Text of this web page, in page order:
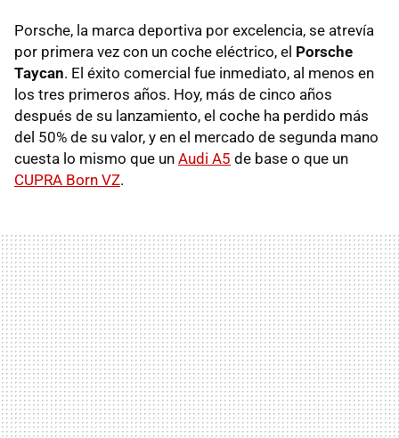
Porsche, la marca deportiva por excelencia, se atrevía
por primera vez con un coche eléctrico, el Porsche
Taycan. El éxito comercial fue inmediato, al menos en
los tres primeros años. Hoy, más de cinco años
después de su lanzamiento, el coche ha perdido más
del 50% de su valor, y en el mercado de segunda mano
cuesta lo mismo que un Audi A5 de base o que un
CUPRA Born VZ.